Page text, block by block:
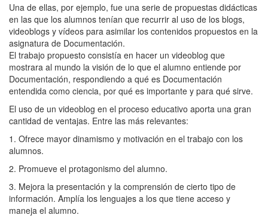
Una de ellas, por ejemplo, fue una serie de propuestas didácticas
en las que los alumnos tenían que recurrir al uso de los blogs,
videoblogs y vídeos para asimilar los contenidos propuestos en la
asignatura de Documentación.
El trabajo propuesto consistía en hacer un videoblog que
mostrara al mundo la visión de lo que el alumno entiende por
Documentación, respondiendo a qué es Documentación
entendida como ciencia, por qué es importante y para qué sirve.
El uso de un videoblog en el proceso educativo aporta una gran
cantidad de ventajas. Entre las más relevantes:
1. Ofrece mayor dinamismo y motivación en el trabajo con los
alumnos.
2. Promueve el protagonismo del alumno.
3. Mejora la presentación y la comprensión de cierto tipo de
información. Amplía los lenguajes a los que tiene acceso y
maneja el alumno.